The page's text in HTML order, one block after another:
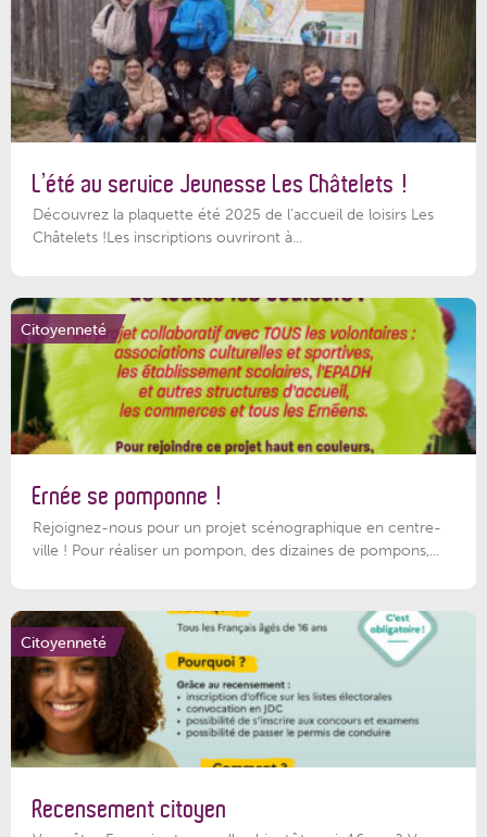
L’été au service Jeunesse Les Châtelets !
Découvrez la plaquette été 2025 de l’accueil de loisirs Les
Châtelets !Les inscriptions ouvriront à...
Citoyenneté
Ernée se pomponne !
Rejoignez-nous pour un projet scénographique en centre-
ville ! Pour réaliser un pompon, des dizaines de pompons,...
Citoyenneté
Recensement citoyen